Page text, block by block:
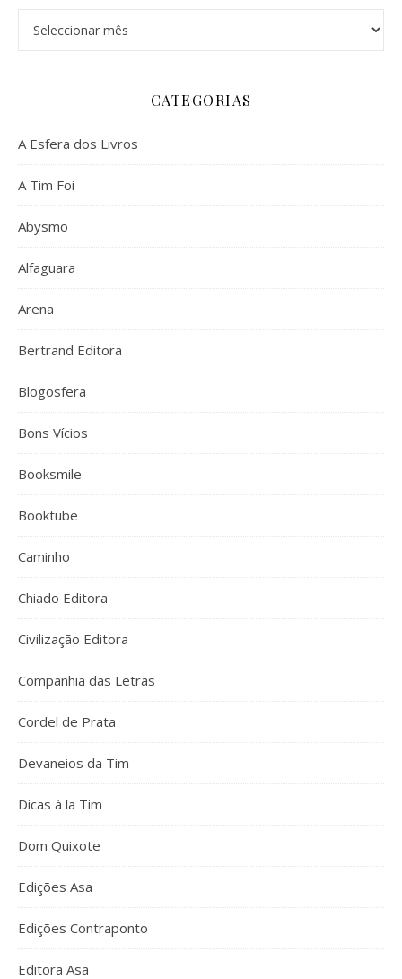
CATEGORIAS
A Esfera dos Livros
A Tim Foi
Abysmo
Alfaguara
Arena
Bertrand Editora
Blogosfera
Bons Vícios
Booksmile
Booktube
Caminho
Chiado Editora
Civilização Editora
Companhia das Letras
Cordel de Prata
Devaneios da Tim
Dicas à la Tim
Dom Quixote
Edições Asa
Edições Contraponto
Editora Asa